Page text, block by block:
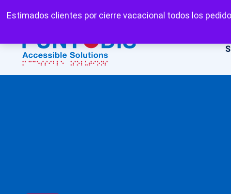
Estimados clientes por cierre vacacional todos los
Mi cuenta Carrito Favoritos